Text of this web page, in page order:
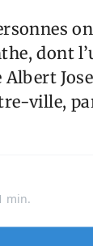
dont
Albert
ville,
min.